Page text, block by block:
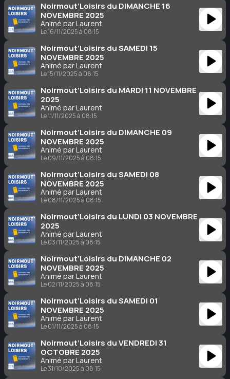
Noirmout’Loisirs du DIMANCHE 16
NOVEMBRE 2025
Animé par Laurent
Le 16/11/2025 à 08:15
Noirmout’Loisirs du SAMEDI 15
NOVEMBRE 2025
Animé par Laurent
Le 15/11/2025 à 08:15
Noirmout’Loisirs du MARDI 11 NOVEMBRE
2025
Animé par Laurent
Le 11/11/2025 à 08:15
Noirmout’Loisirs du DIMANCHE 09
NOVEMBRE 2025
Animé par Laurent
Le 09/11/2025 à 08:15
Noirmout’Loisirs du SAMEDI 08
NOVEMBRE 2025
Animé par Laurent
Le 08/11/2025 à 08:15
Noirmout’Loisirs du LUNDI 03 NOVEMBRE
2025
Animé par Laurent
Le 03/11/2025 à 08:15
Noirmout’Loisirs du DIMANCHE 02
NOVEMBRE 2025
Animé par Laurent
Le 02/11/2025 à 08:15
Noirmout’Loisirs du SAMEDI 01
NOVEMBRE 2025
Animé par Laurent
Le 01/11/2025 à 08:15
Noirmout’Loisirs du VENDREDI 31
OCTOBRE 2025
Animé par Laurent
Le 31/10/2025 à 08:15